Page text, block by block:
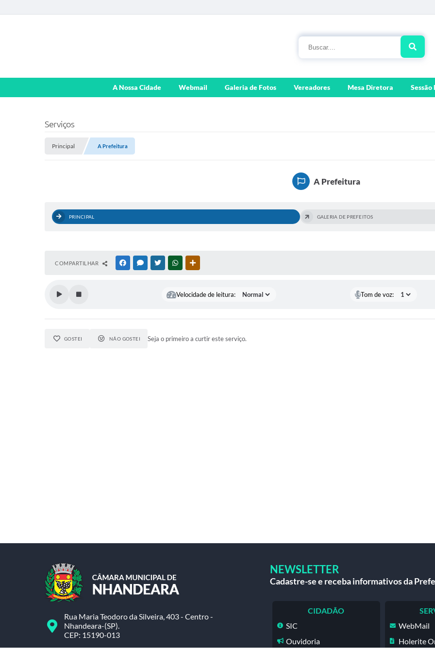
A Nossa Cidade Webmail Galeria de Fotos Vereadores Mesa Diretora Sessão
Serviços
Principal A Prefeitura
A Prefeitura
PRINCIPAL GALERIA DE PREFEITOS
COMPARTILHAR FACEBOOKMESSENGER
TWITTERWHATSAPP
Velocidade de leitura: Tom de voz:
GOSTEI NÃO GOSTEI Seja o primeiro a curtir este serviço.
Rua Maria Teodoro da Silveira, 403 - Centro -
Nhandeara-(SP).
CEP: 15190-013
NEWSLETTER
Cadastre-se e receba informativos da
CIDADÃO
SIC
Ouvidoria
WebMail
Holerite